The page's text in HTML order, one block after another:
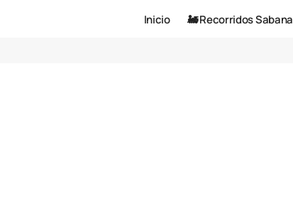
Inicio 🚂 Recorridos Sabana